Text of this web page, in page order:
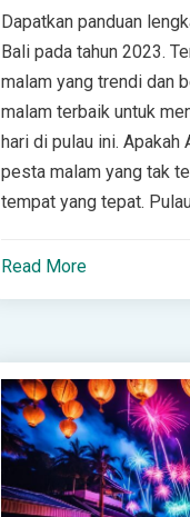
Dapatkan panduan
Bali pada tahun 2023.
malam yang trendi dan
malam terbaik untuk
hari di pulau ini. Apakah
pesta malam yang tak
tempat yang tepat.
Read More